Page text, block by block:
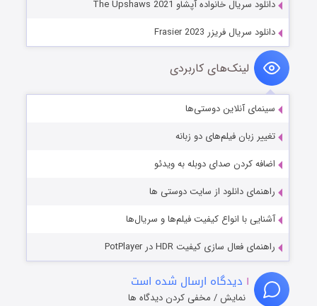
دانلود سریال خانواده آپشاو The Upshaws 2021
دانلود سریال فریزر Frasier 2023
لینک‌های کاربردی
سینمای آنلاین دوستی‌ها
تغییر زبان فیلم‌های دو زبانه
اضافه کردن صدای دوبله به ویدئو
راهنمای دانلود از سایت دوستی ها
آشنایی با انواع کیفیت فیلم‌ها و سریال‌ها
راهنمای فعال سازی کیفیت HDR در PotPlayer
۱ دیدگاه ارسال شده است
نمایش / مخفی کردن دیدگاه ها